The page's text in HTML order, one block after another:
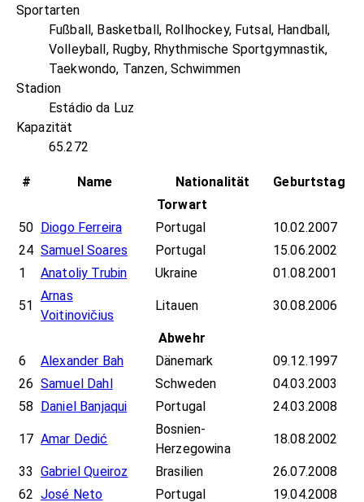
Sportarten
Fußball, Basketball, Rollhockey, Futsal, Handball,
Volleyball, Rugby, Rhythmische Sportgymnastik,
Taekwondo, Tanzen, Schwimmen
Stadion
Estádio da Luz
Kapazität
65.272
# Name Nationalität
Geburtstag
Torwart
50
Diogo Ferreira Portugal
10.02.2007
24 Samuel Soares Portugal
15.06.2002
1
Anatoliy Trubin Ukraine 01.08.2001
51
Arnas
Voitinovičius
Litauen 30.08.2006
Abwehr
6
Alexander Bah Dänemark
09.12.1997
26 Samuel Dahl Schweden
04.03.2003
58
Daniel Banjaqui Portugal 24.03.2008
17 Amar Dedić
Bosnien-
Herzegowina
18.08.2002
33 Gabriel Queiroz Brasilien
26.07.2008
62 José Neto Portugal
19.04.2008